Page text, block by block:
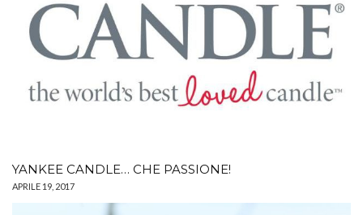
YANKEE CANDLE… CHE PASSIONE!
APRILE 19, 2017